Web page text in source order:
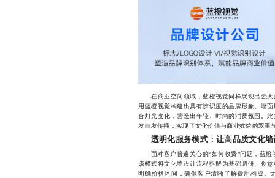
在商业空间领域，蓝橙视觉同样展现出强大
用蓝橙视觉构建出具有辨识度的品牌形象。墙
合灯光变化，营造出年轻、时尚的消费氛围。
发自发传播，实现了文化价值与商业效益的双重
透明化服务模式：让高品质文化
面对客户普遍关心的“如何收费”问题，蓝橙
该模式将文化墙设计流程拆解为基础调研、创
明确价格区间，确保客户清晰了解费用构成。